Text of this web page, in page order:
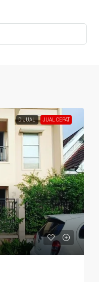
DIJUAL JUAL CEPAT